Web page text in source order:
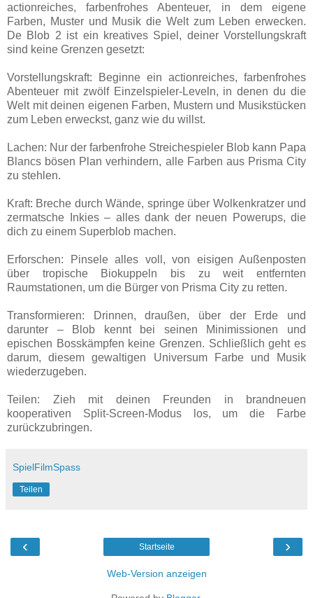
actionreiches, farbenfrohes Abenteuer, in dem eigene
Farben, Muster und Musik die Welt zum Leben erwecken.
De Blob 2 ist ein kreatives Spiel, deiner Vorstellungskraft
sind keine Grenzen gesetzt:
Vorstellungskraft: Beginne ein actionreiches, farbenfrohes
Abenteuer mit zwölf Einzelspieler-Leveln, in denen du die
Welt mit deinen eigenen Farben, Mustern und Musikstücken
zum Leben erweckst, ganz wie du willst.
Lachen: Nur der farbenfrohe Streichespieler Blob kann Papa
Blancs bösen Plan verhindern, alle Farben aus Prisma City
zu stehlen.
Kraft: Breche durch Wände, springe über Wolkenkratzer und
zermatsche Inkies – alles dank der neuen Powerups, die
dich zu einem Superblob machen.
Erforschen: Pinsele alles voll, von eisigen Außenposten
über tropische Biokuppeln bis zu weit entfernten
Raumstationen, um die Bürger von Prisma City zu retten.
Transformieren: Drinnen, draußen, über der Erde und
darunter – Blob kennt bei seinen Minimissionen und
epischen Bosskämpfen keine Grenzen. Schließlich geht es
darum, diesem gewaltigen Universum Farbe und Musik
wiederzugeben.
Teilen: Zieh mit deinen Freunden in brandneuen
kooperativen Split-Screen-Modus los, um die Farbe
zurückzubringen.
SpielFilmSpass
Teilen
‹ ›
Startseite
Web-Version anzeigen